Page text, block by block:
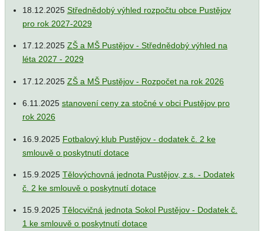
18.12.2025 Střednědobý výhled rozpočtu obce Pustějov
pro rok 2027-2029
17.12.2025 ZŠ a MŠ Pustějov - Střednědobý výhled na
léta 2027 - 2029
17.12.2025 ZŠ a MŠ Pustějov - Rozpočet na rok 2026
6.11.2025 stanovení ceny za stočné v obci Pustějov pro
rok 2026
16.9.2025 Fotbalový klub Pustějov - dodatek č. 2 ke
smlouvě o poskytnutí dotace
15.9.2025 Tělovýchovná jednota Pustějov, z.s. - Dodatek
č. 2 ke smlouvě o poskytnutí dotace
15.9.2025 Tělocvičná jednota Sokol Pustějov - Dodatek č.
1 ke smlouvě o poskytnutí dotace